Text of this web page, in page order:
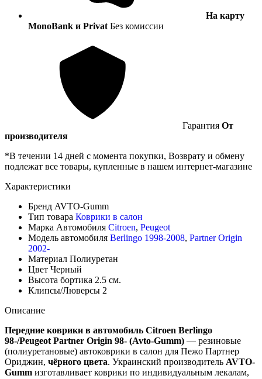
На карту
MonoBank и Privat Без комиссии
Гарантия От
производителя
*В течении 14 дней с момента покупки, Возврату и обмену
подлежат все товары, купленные в нашем интернет-магазине
Характеристики
Бренд AVTO-Gumm
Тип товара Коврики в салон
Марка Автомобиля Citroen, Peugeot
Модель автомобиля Berlingo 1998-2008, Partner Origin
2002-
Материал Полиуретан
Цвет Черный
Высота бортика 2.5 см.
Клипсы/Люверсы 2
Описание
Передние коврики в автомобиль Citroen Berlingo
98-/Peugeot Partner Origin 98- (Avto-Gumm) — резиновые
(полиуретановые) автоковрики в салон для Пежо Партнер
Ориджин, чёрного цвета. Украинский производитель AVTO-
Gumm изготавливает коврики по индивидуальным лекалам,